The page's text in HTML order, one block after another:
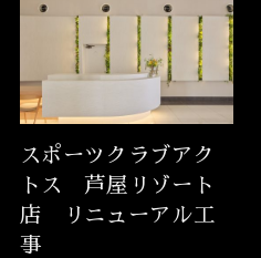
スポーツクラブアク
トス 芦屋リゾート
店 リニューアル工
事